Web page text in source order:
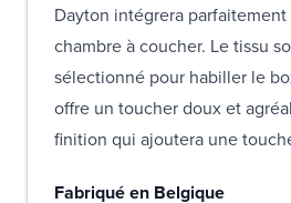
Dayton intégrera
chambre à coucher. Le tissu
sélectionné pour habiller le
offre un toucher doux et
finition qui ajoutera une
Fabriqué en Belgique